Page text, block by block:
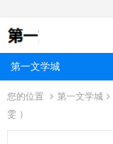
第一文学城
您的位置 第一文学城
雯 ）